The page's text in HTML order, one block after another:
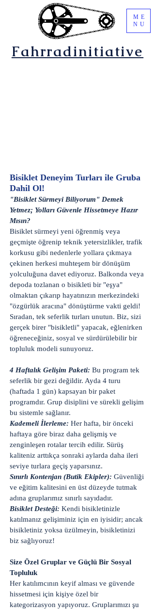
Fahrradinitiative
ME
NU
Bisiklet Deneyim Turları ile Gruba
Dahil Ol!
"Bisiklet Sürmeyi Biliyorum" Demek
Yetmez; Yolları Güvenle Hissetmeye Hazır
Mısın?
Bisiklet sürmeyi yeni öğrenmiş veya
geçmişte öğrenip teknik yetersizlikler, trafik
korkusu gibi nedenlerle yollara çıkmaya
çekinen herkesi muhteşem bir dönüşüm
yolculuğuna davet ediyoruz. Balkonda veya
depoda tozlanan o bisikleti bir "eşya"
olmaktan çıkarıp hayatınızın merkezindeki
"özgürlük aracına" dönüştürme vakti geldi!
Sıradan, tek seferlik turları unutun. Biz, sizi
gerçek birer "bisikletli" yapacak, eğlenirken
öğreneceğiniz, sosyal ve sürdürülebilir bir
topluluk modeli sunuyoruz.
4 Haftalık Gelişim Paketi: Bu program tek
seferlik bir gezi değildir. Ayda 4 turu
(haftada 1 gün) kapsayan bir paket
programdır. Grup disiplini ve sürekli gelişim
bu sistemle sağlanır.
Kademeli İlerleme: Her hafta, bir önceki
haftaya göre biraz daha gelişmiş ve
zenginleşen rotalar tercih edilir. Sürüş
kaliteniz arttıkça sonraki aylarda daha ileri
seviye turlara geçiş yaparsınız.
Sınırlı Kontenjan (Butik Ekipler): Güvenliği
ve eğitim kalitesini en üst düzeyde tutmak
adına gruplarımız sınırlı sayıdadır.
Bisiklet Desteği: Kendi bisikletinizle
katılmanız gelişiminiz için en iyisidir; ancak
bisikletiniz yoksa üzülmeyin, bisikletinizi
biz sağlıyoruz!
Size Özel Gruplar ve Güçlü Bir Sosyal
Topluluk
Her katılımcının keyif alması ve güvende
hissetmesi için kişiye özel bir
kategorizasyon yapıyoruz. Gruplarımızı şu